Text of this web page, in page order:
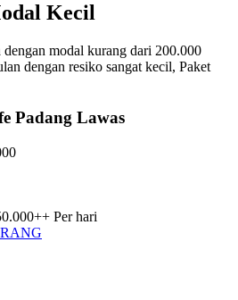
Kecil
modal kurang dari 200.000
dengan resiko sangat kecil, Paket
Padang Lawas
Per hari